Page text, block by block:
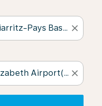
close
close